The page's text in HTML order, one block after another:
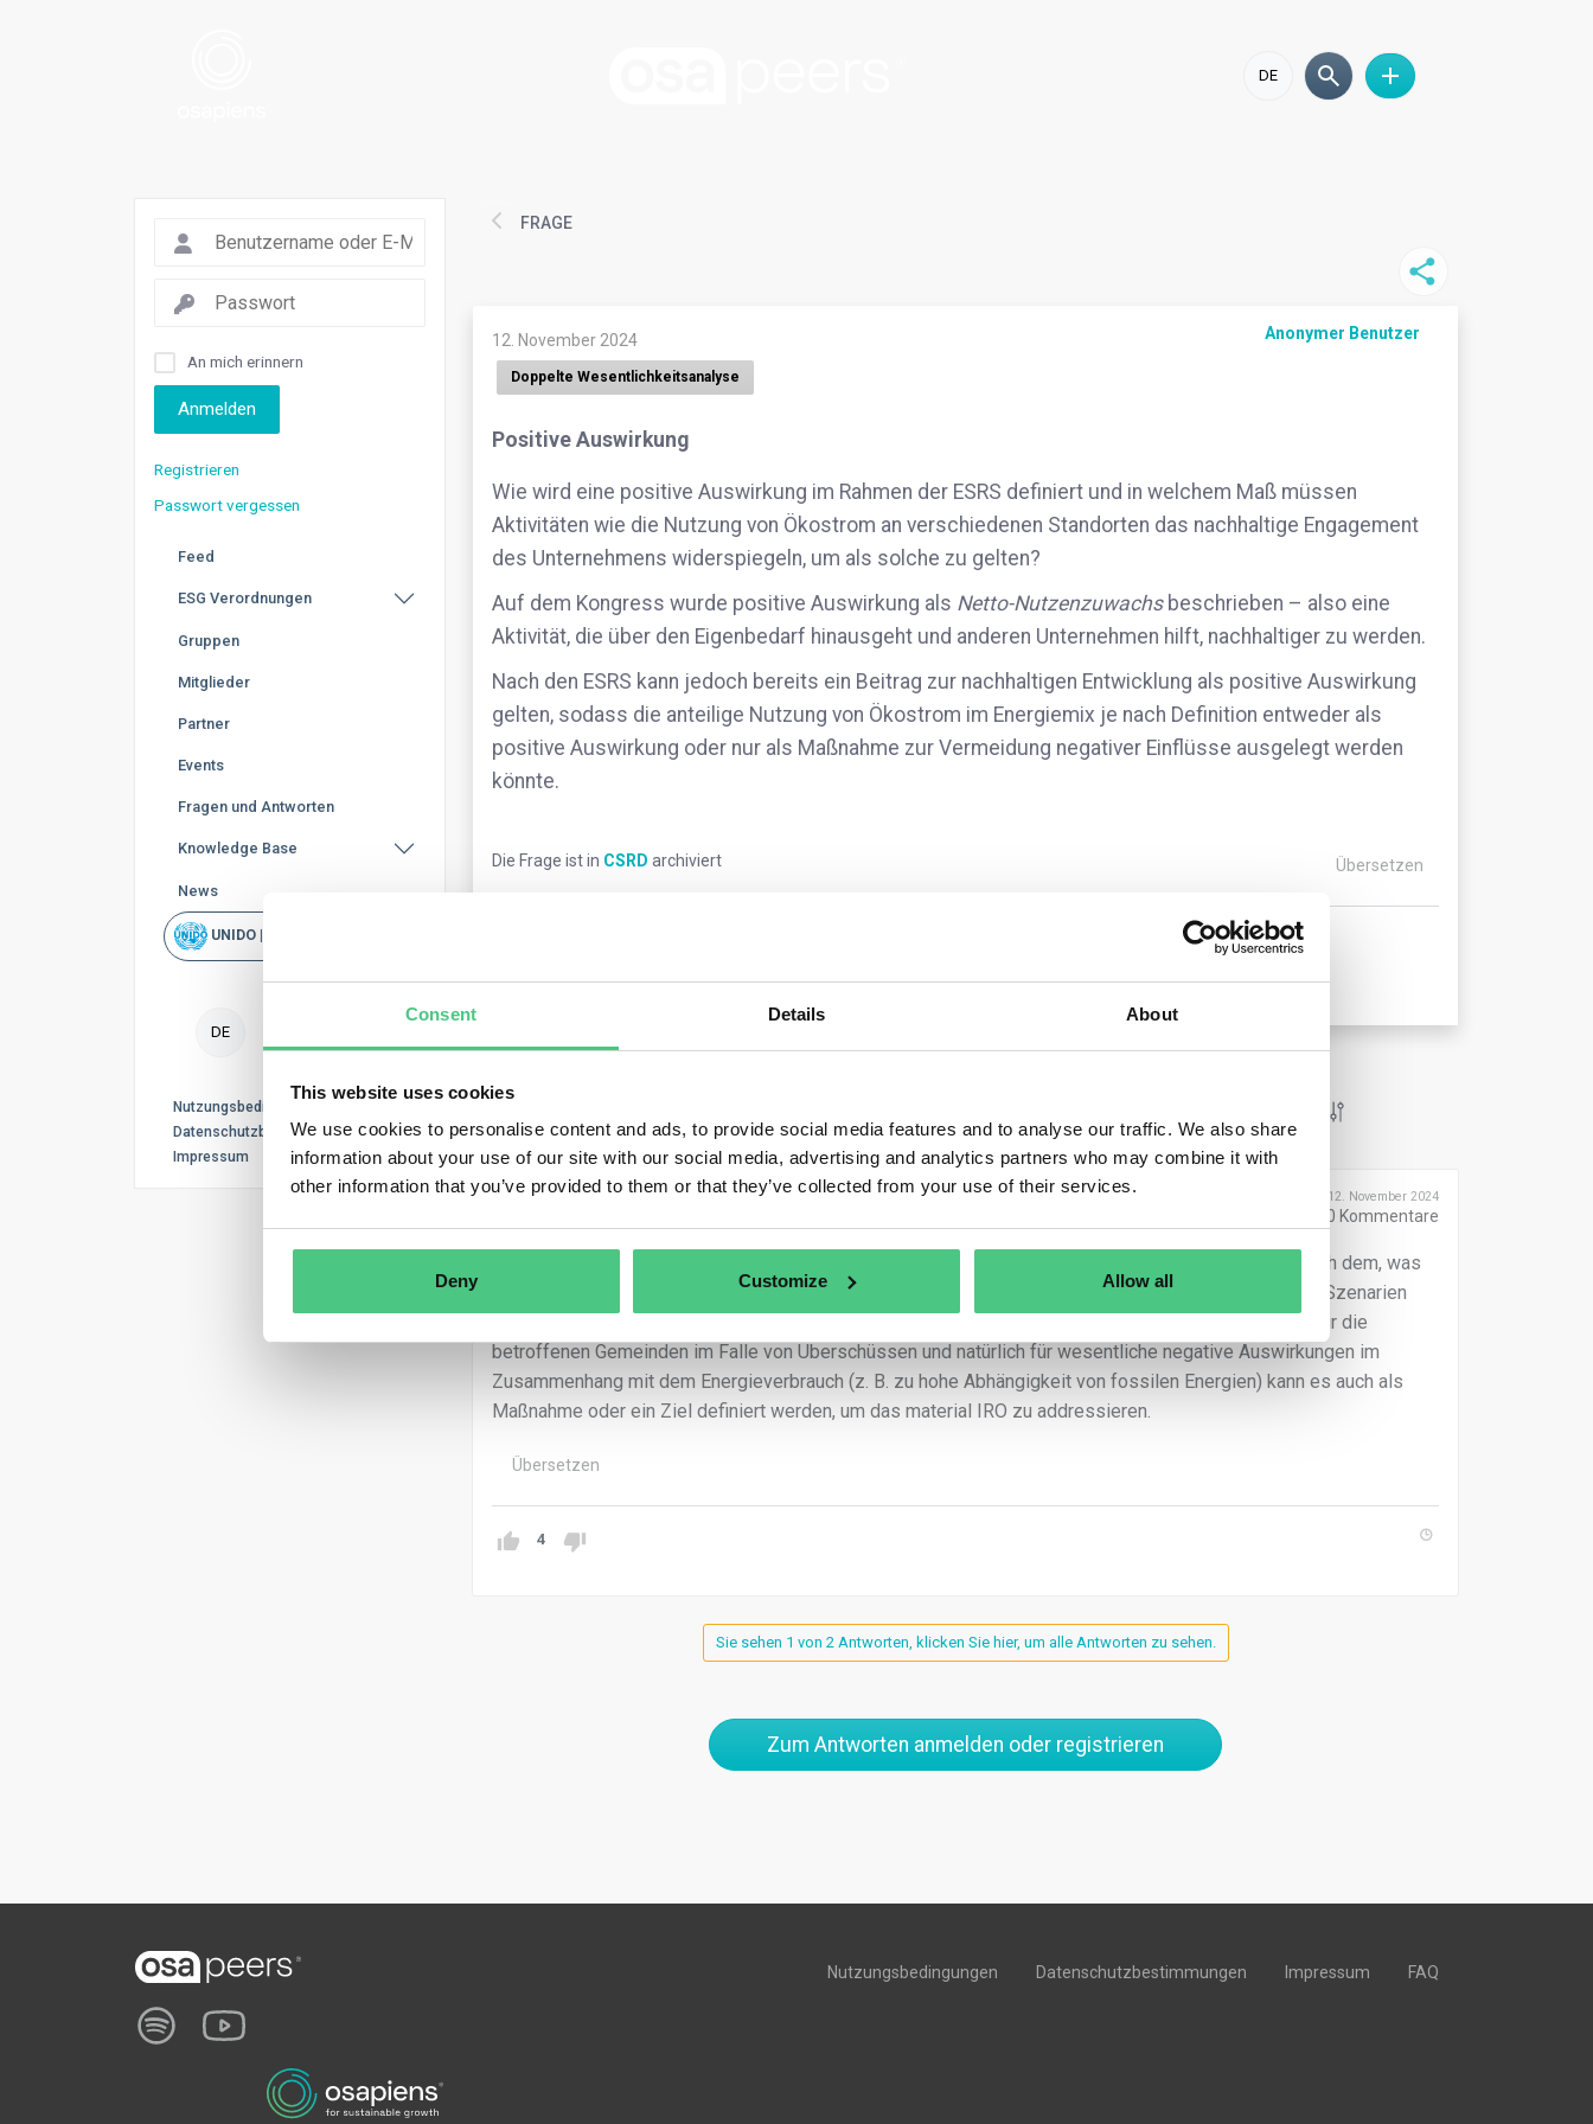
Consent Details About
This website uses cookies
We use cookies to personalise content and ads, to provide social media features and to analyse our traffic. We also share
information about your use of our site with our social media, advertising and analytics partners who may combine it with
other information that you’ve provided to them or that they’ve collected from your use of their services.
Deny Customize Allow all
DE
An mich erinnern
Anmelden
Registrieren
Passwort vergessen
Feed
ESG Verordnungen
Gruppen
Mitglieder
Partner
Events
Fragen und Antworten
Knowledge Base
News
UNIDO | Schnellsuche
DE
Nutzungsbedingungen
Datenschutzbestimmungen
Impressum
FRAGE
12. November 2024 Anonymer Benutzer
Doppelte Wesentlichkeitsanalyse
Positive Auswirkung
Wie wird eine positive Auswirkung im Rahmen der ESRS definiert und in welchem Maß müssen
Aktivitäten wie die Nutzung von Ökostrom an verschiedenen Standorten das nachhaltige Engagement
des Unternehmens widerspiegeln, um als solche zu gelten?
Auf dem Kongress wurde positive Auswirkung als Netto-Nutzenzuwachsbeschrieben – also eine
Aktivität, die über den Eigenbedarf hinausgeht und anderen Unternehmen hilft, nachhaltiger zu werden.
Nach den ESRS kann jedoch bereits ein Beitrag zur nachhaltigen Entwicklung als positive Auswirkung
gelten, sodass die anteilige Nutzung von Ökostrom im Energiemix je nach Definition entweder als
positive Auswirkung oder nur als Maßnahme zur Vermeidung negativer Einflüsse ausgelegt werden
könnte.
Die Frage ist in CSRD archiviert Übersetzen
Anonymer Benutzer Veröffentlicht am 12. November 2024
0 Kommentare
Lieber Oliver, das ist vielleicht eine Frage für einen unserer Kollegen aus der Wirtschaftsprüfung. Nach dem, was
wir von anderen Kunden hören und sehen, kann Ökostrom alle 3 Aspekte darstellen (wie haben alle 3 Szenarien
gesehen): eine positive Auswirkung im Bereich Energie E2, eine positive Auswirkung im Bereich S3 für die
betroffenen Gemeinden im Falle von Überschüssen und natürlich für wesentliche negative Auswirkungen im
Zusammenhang mit dem Energieverbrauch (z. B. zu hohe Abhängigkeit von fossilen Energien) kann es auch als
Maßnahme oder ein Ziel definiert werden, um das material IRO zu addressieren.
Übersetzen
4
Sie sehen 1 von 2 Antworten, klicken Sie hier, um alle Antworten zu sehen.
Zum Antworten anmelden oder registrieren
Nutzungsbedingungen Datenschutzbestimmungen Impressum FAQ